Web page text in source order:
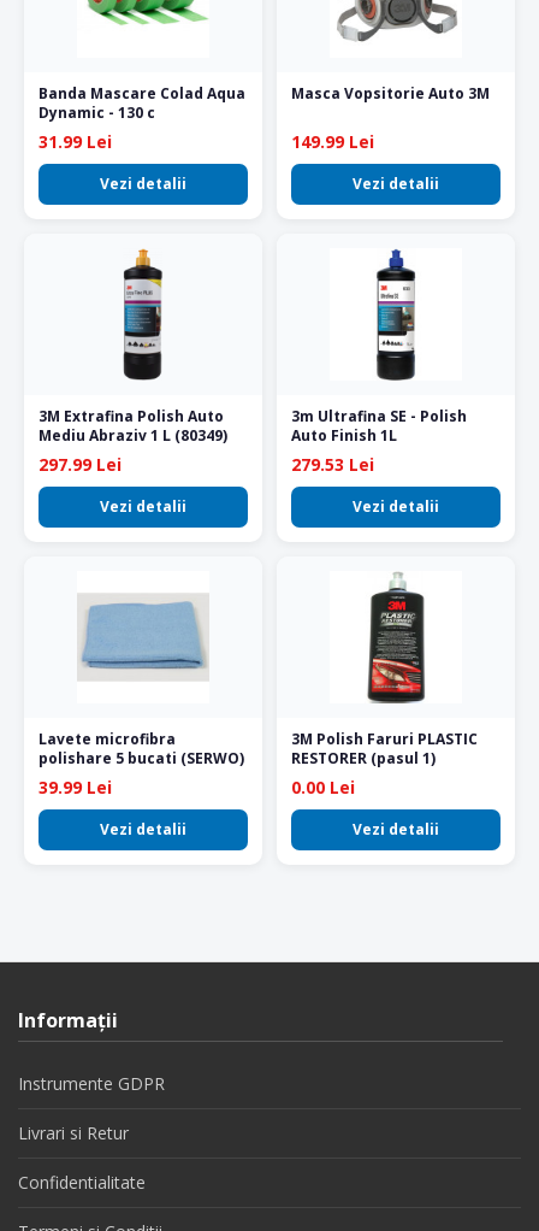
Banda Mascare Colad Aqua
Dynamic - 130 c
31.99 Lei
Vezi detalii
Masca Vopsitorie Auto 3M
149.99 Lei
Vezi detalii
3M Extrafina Polish Auto
Mediu Abraziv 1 L (80349)
297.99 Lei
Vezi detalii
3m Ultrafina SE - Polish
Auto Finish 1L
279.53 Lei
Vezi detalii
Lavete microfibra
polishare 5 bucati (SERWO)
39.99 Lei
Vezi detalii
3M Polish Faruri PLASTIC
RESTORER (pasul 1)
0.00 Lei
Vezi detalii
Informaţii
Instrumente GDPR
Livrari si Retur
Confidentialitate